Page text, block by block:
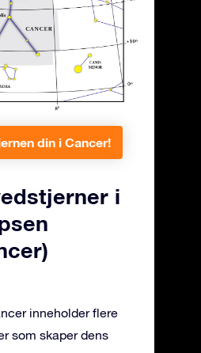
din i Cancer!
i
inneholder flere
som skaper dens